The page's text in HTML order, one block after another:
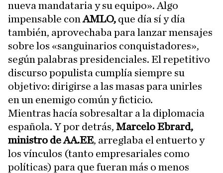
nueva mandataria y su equipo». Algo
impensable conAMLO, que día sí y día
también, aprovechaba para lanzar mensajes
sobre los «sanguinarios conquistadores»,
según palabras presidenciales. El repetitivo
discurso populista cumplía siempre su
objetivo: dirigirse a las masas para unirles
en un enemigo común y ficticio.
Mientras hacía sobresaltar a la diplomacia
española. Y por detrás, Marcelo Ebrard,
ministro de AA.EE, arreglaba el entuerto y
los vínculos (tanto empresariales como
políticas) para que fueran más o menos